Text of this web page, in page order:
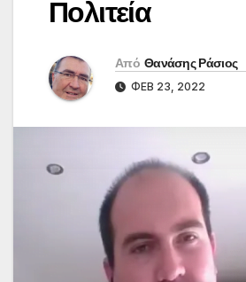
Πολιτεία
Από Θανάσης Ράσιος
ΦΕΒ 23, 2022